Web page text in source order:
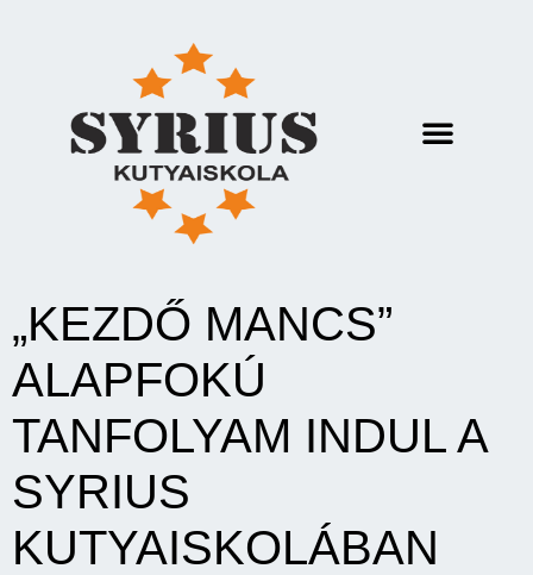
„KEZDŐ MANCS”
ALAPFOKÚ
TANFOLYAM INDUL A
SYRIUS
KUTYAISKOLÁBAN